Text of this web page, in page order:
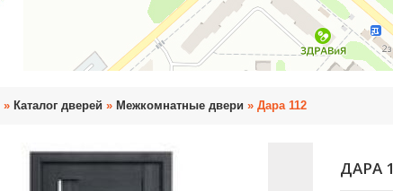
» Каталог дверей » Межкомнатные двери » Дара 112
ДАРА